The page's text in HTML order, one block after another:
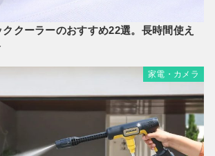
ククーラーのおすすめ22選。長時間使え
家電・カメラ